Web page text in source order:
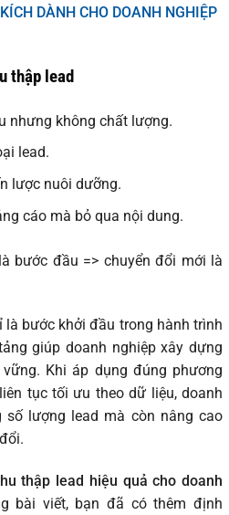
DÀNH CHO DOANH NGHIỆP
thập lead
nhưng không chất lượng.
lead.
lược nuôi dưỡng.
cáo mà bỏ qua nội dung.
bước đầu => chuyển đổi mới là
là bước khởi đầu trong hành trình
giúp doanh nghiệp xây dựng
Khi áp dụng đúng phương
tục tối ưu theo dữ liệu, doanh
số lượng lead mà còn nâng cao
thập lead hiệu quả cho doanh
bài viết, bạn đã có thêm định